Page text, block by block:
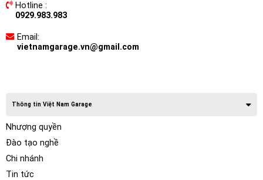
Hotline :
0929.983.983
Email:
vietnamgarage.vn@gmail.com
Thông tin Việt Nam Garage
Nhượng quyền
Đào tạo nghề
Chi nhánh
Tin tức